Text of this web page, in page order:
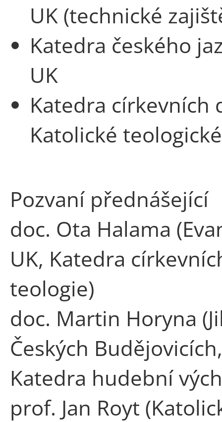
UK (technické
Katedra českého
UK
Katedra
Katolické
Pozvaní přednášející
doc. Ota Halama
UK, Katedra
teologie)
doc. Martin Horyna
Českých
Katedra hudební
prof. Jan Royt